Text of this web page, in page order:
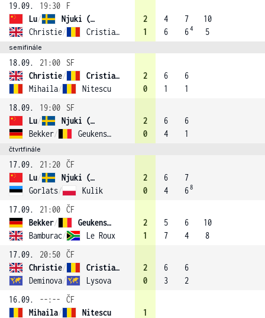
19.09.
19:30
F
Lu/
Njuki (4)
Christie/ Cristian (3)
2
1
4
6
7
64
10
5
semifinále
18.09. 21:00
SF
Christie/
Cristian (3)
Mihaila/ Nitescu
2
0
6
1
6
1
18.09.
19:00
SF
Lu/
Njuki (4)
Bekker/ Geukens (1)
2
0
6
4
6
1
čtvrtfinále
17.09. 21:20 ČF
Lu/
Njuki (4)
Gorlats/ Kulik
2
0
6
4
7
68
17.09. 21:00 ČF
Bekker/
Geukens (1)
Bamburac/ Le Roux
2
1
5
7
6
4
10
8
17.09.
20:50 ČF
Christie/
Cristian (3)
Deminova/ Lysova
2
0
6
3
6
2
16.09.
--:--
ČF
Mihaila/
Nitescu
1